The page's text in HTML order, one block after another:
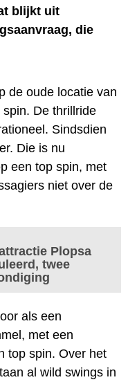
blijkt uit
die
de oude locatie van
De thrillride
Sindsdien
Die is nu
een top spin, met
niet over de
Plopsa
twee
als een
met een
top spin. Over het
al wild swings in